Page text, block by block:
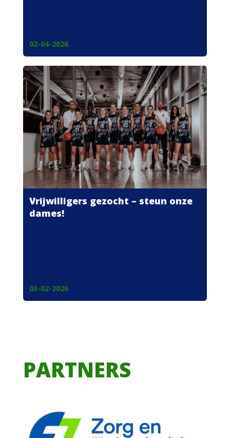
02-04-2026
Vrijwilligers gezocht – steun onze
dames!
03-02-2026
PARTNERS